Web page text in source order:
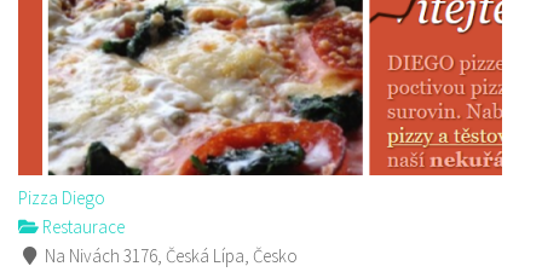
Pizza Diego
Restaurace
Na Nivách 3176, Česká Lípa, Česko